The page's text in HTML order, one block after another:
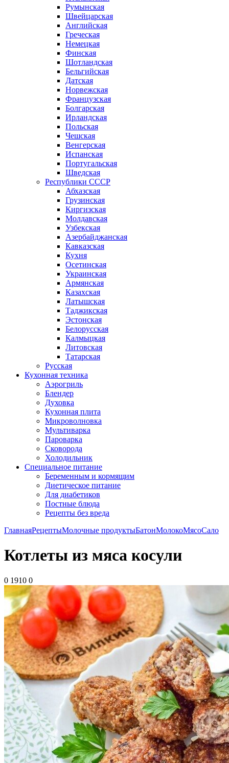
Румынская
Швейцарская
Английская
Греческая
Немецкая
Финская
Шотландская
Бельгийская
Датская
Норвежская
Французская
Болгарская
Ирландская
Польская
Чешская
Венгерская
Испанская
Португальская
Шведская
Республики СССР
Абхазская
Грузинская
Киргизская
Молдавская
Узбекская
Азербайджанская
Кавказская
Кухня
Осетинская
Украинская
Армянская
Казахская
Латышская
Таджикская
Эстонская
Белорусская
Калмыцкая
Литовская
Татарская
Русская
Кухонная техника
Аэрогриль
Блендер
Духовка
Кухонная плита
Микроволновка
Мультиварка
Пароварка
Сковорода
Холодильник
Специальное питание
Беременным и кормящим
Диетическое питание
Для диабетиков
Постные блюда
Рецепты без вреда
ГлавнаяРецептыМолочные продуктыБатонМолокоМясоСало
Котлеты из мяса косули
0 1910 0